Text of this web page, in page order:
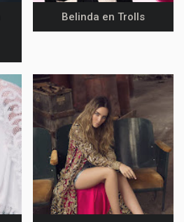
Belinda en Trolls